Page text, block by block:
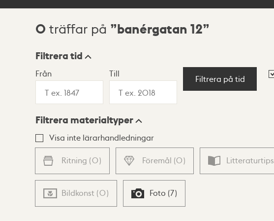
Sökresultat
0 träffar på banérgatan 12
Visningsläge
Lista Karta
Filtrera tid
Från Till
Filtrera på tid
Filtrera materialtyper
Visa inte lärarhandledningar
Ritning (0) Föremål (0) Litteraturtips
Bildkonst (0) Foto (7)